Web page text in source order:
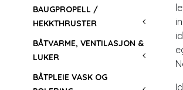
BAUGPROPELL /
HEKKTHRUSTER
BÅTVARME, VENTILASJON &
LUKER
BÅTPLEIE VASK OG